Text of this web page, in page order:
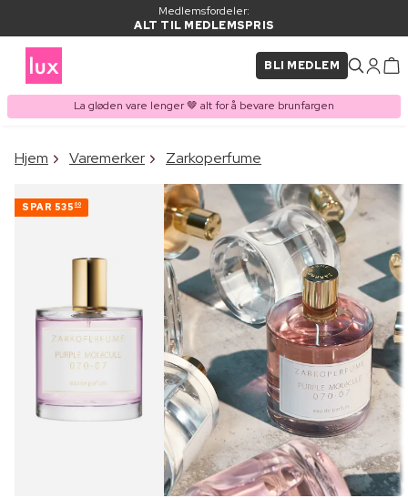
Medlemsfordeler:
ALT TIL MEDLEMSPRIS
BLI MEDLEM
La gløden vare lenger 🤎 alt for å bevare brunfargen
VARE LAGT I
HANDLEKURVEN
Kjøpes ofte sammen med
Hjem Varemerker Zarkoperfume
SPAR 535 00